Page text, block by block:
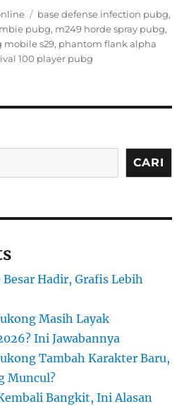
Tags
base defense infection pubg,
pubg, m249 horde spray pubg,
mobile s29, phantom flank alpha
100 player pubg
CARI
Hadir, Grafis Lebih
Masih Layak
Ini Jawabannya
Tambah Karakter Baru,
Muncul?
Bangkit, Ini Alasan